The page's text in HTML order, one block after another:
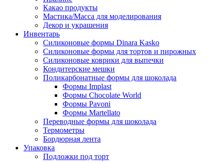
Какао продукты
Мастика/Масса для моделирования
Декор и украшения
Инвентарь
Силиконовые формы Dinara Kasko
Силиконовые формы для тортов и пирожных
Силиконовые коврики для выпечки
Кондитерские мешки
Поликарбонатные формы для шоколада
Формы Implast
Формы Chocolate World
Формы Pavoni
Формы Martellato
Переводные формы для шоколада
Термометры
Бордюрная лента
Упаковка
Подложки под торт